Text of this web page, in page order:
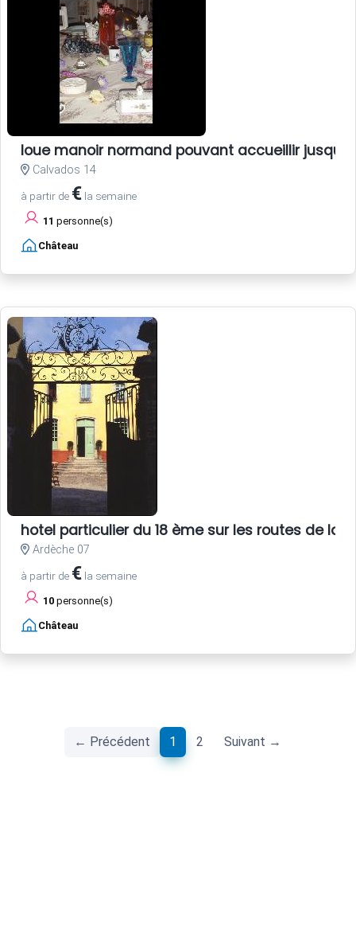
loue manoir normand pouvant accueillir
Calvados 14
à partir de € la semaine
11 personne(s)
Château
hotel particulier du 18 ème sur les routes de la
Ardèche 07
à partir de € la semaine
10 personne(s)
Château
← Précédent 1 (current)
2 Suivant →